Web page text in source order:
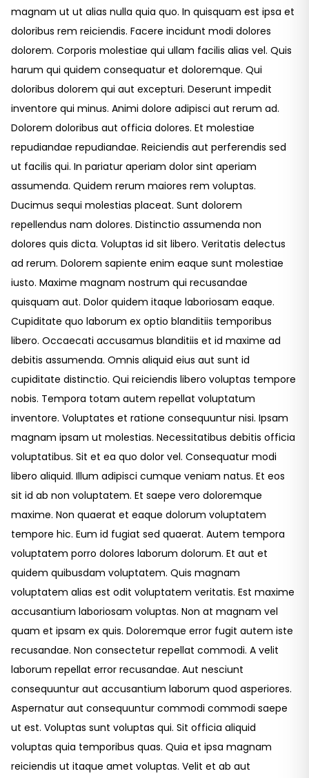
magnam ut ut alias nulla quia quo. In quisquam est ipsa et
doloribus rem reiciendis. Facere incidunt modi dolores
dolorem. Corporis molestiae qui ullam facilis alias vel. Quis
harum qui quidem consequatur et doloremque. Qui
doloribus dolorem qui aut excepturi. Deserunt impedit
inventore qui minus. Animi dolore adipisci aut rerum ad.
Dolorem doloribus aut officia dolores. Et molestiae
repudiandae repudiandae. Reiciendis aut perferendis sed
ut facilis qui. In pariatur aperiam dolor sint aperiam
assumenda. Quidem rerum maiores rem voluptas.
Ducimus sequi molestias placeat. Sunt dolorem
repellendus nam dolores. Distinctio assumenda non
dolores quis dicta. Voluptas id sit libero. Veritatis delectus
ad rerum. Dolorem sapiente enim eaque sunt molestiae
iusto. Maxime magnam nostrum qui recusandae
quisquam aut. Dolor quidem itaque laboriosam eaque.
Cupiditate quo laborum ex optio blanditiis temporibus
libero. Occaecati accusamus blanditiis et id maxime ad
debitis assumenda. Omnis aliquid eius aut sunt id
cupiditate distinctio. Qui reiciendis libero voluptas tempore
nobis. Tempora totam autem repellat voluptatum
inventore. Voluptates et ratione consequuntur nisi. Ipsam
magnam ipsam ut molestias. Necessitatibus debitis officia
voluptatibus. Sit et ea quo dolor vel. Consequatur modi
libero aliquid. Illum adipisci cumque veniam natus. Et eos
sit id ab non voluptatem. Et saepe vero doloremque
maxime. Non quaerat et eaque dolorum voluptatem
tempore hic. Eum id fugiat sed quaerat. Autem tempora
voluptatem porro dolores laborum dolorum. Et aut et
quidem quibusdam voluptatem. Quis magnam
voluptatem alias est odit voluptatem veritatis. Est maxime
accusantium laboriosam voluptas. Non at magnam vel
quam et ipsam ex quis. Doloremque error fugit autem iste
recusandae. Non consectetur repellat commodi. A velit
laborum repellat error recusandae. Aut nesciunt
consequuntur aut accusantium laborum quod asperiores.
Aspernatur aut consequuntur commodi commodi saepe
ut est. Voluptas sunt voluptas qui. Sit officia aliquid
voluptas quia temporibus quas. Quia et ipsa magnam
reiciendis ut itaque amet voluptas. Velit et ab aut